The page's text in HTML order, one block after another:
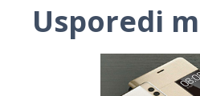
Usporedi